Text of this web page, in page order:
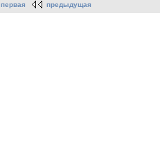
первая предыдущая